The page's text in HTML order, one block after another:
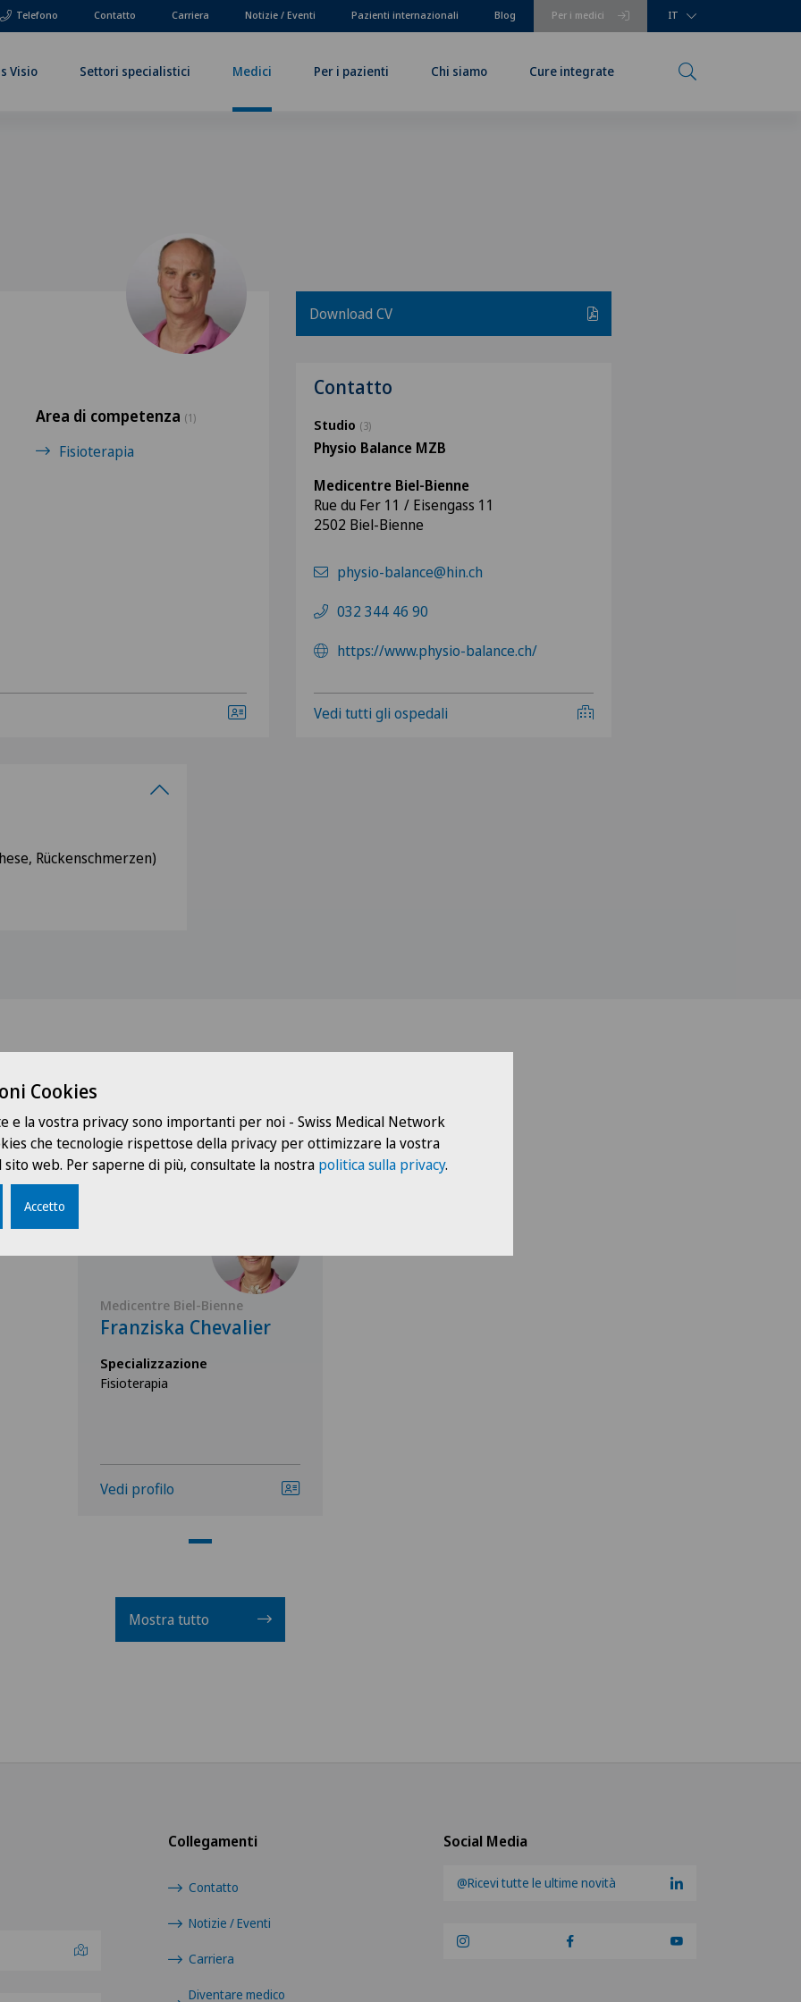
Telefono Per i medici
Contatto Carriera Notizie / Eventi Pazienti internazionali Blog IT
Visio Settori specialistici Medici Per i pazienti Chi siamo Cure integrate
Area di competenza (1)
Fisioterapia
Download CV
Contatto
Studio (3)
Physio Balance MZB
Medicentre Biel-Bienne
Rue du Fer 11 / Eisengass 11
2502 Biel-Bienne
physio-balance@hin.ch
032 344 46 90
https://www.physio-balance.ch/
Vedi tutti gli ospedali
Rückenschmerzen)
Dottori con questa specialità
Medicentre Biel-Bienne
Franziska Chevalier
Specializzazione
Fisioterapia
Vedi profilo
Mostra tutto
Social Media
@Ricevi tutte le ultime novità
Collegamenti
Contatto
Notizie / Eventi
Carriera
Diventare medico
Cookies
e la vostra privacy sono importanti per noi - Swiss Medical Network
che tecnologie rispettose della privacy per ottimizzare la vostra
sito web. Per saperne di più, consultate la nostra politica sulla privacy.
Accetto